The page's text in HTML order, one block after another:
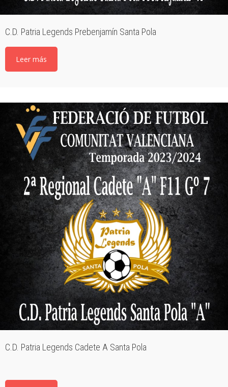
C.D. Patria Legends Prebenjamín Santa Pola
Leer más
C.D. Patria Legends Cadete A Santa Pola